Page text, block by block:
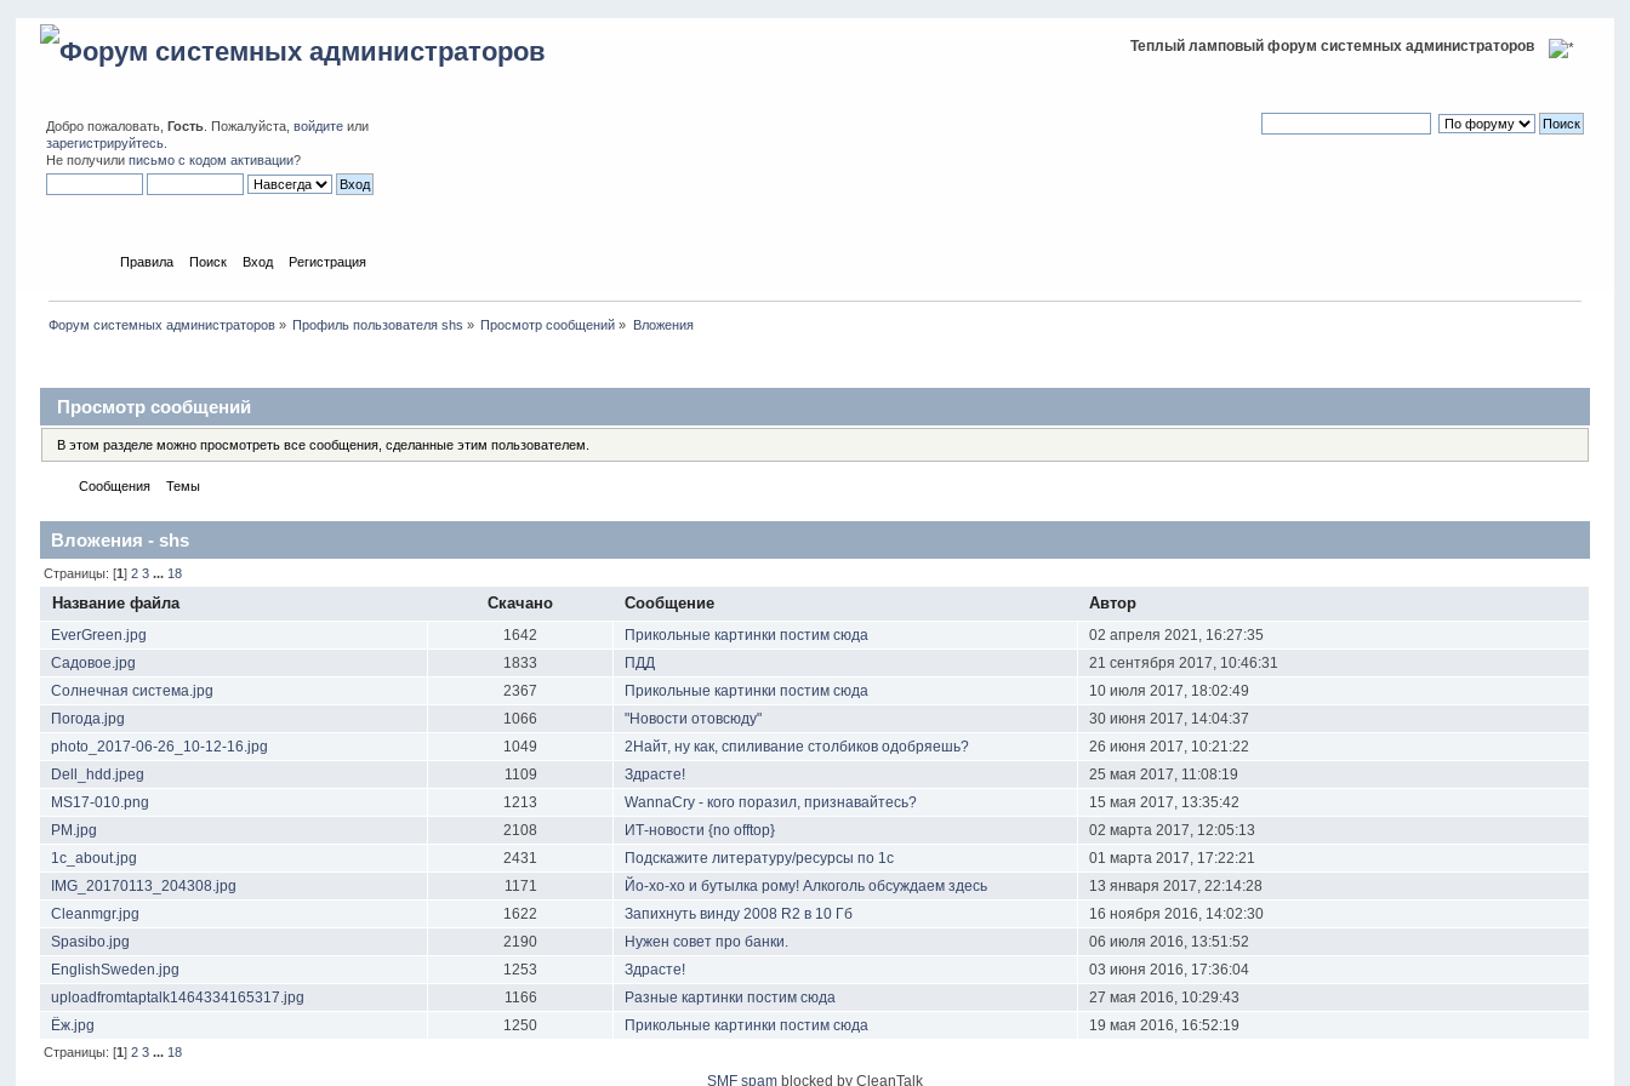
Теплый ламповый форум системных администраторов
Добро пожаловать,Гость . Пожалуйста,войдите или
зарегистрируйтесь
Не получилиписьмо с кодом активации?
Правила Поиск Вход Регистрация
Форум системных администраторов» Профиль пользователя shs » Просмотр сообщений » Вложения
Просмотр сообщений
В этом разделе можно просмотреть все сообщения, сделанные этим пользователем.
Сообщения Темы
Вложения - shs
Страницы: [1] 2 3 ... 18
Название файла Скачано Сообщение Автор
EverGreen.jpg 1642 Прикольные картинки постим сюда
02 апреля 2021, 16:27:35
Садовое.jpg
1833 ПДД
21 сентября 2017, 10:46:31
Солнечная система.jpg
2367 Прикольные картинки постим сюда
10 июля 2017, 18:02:49
Погода.jpg
1066 "Новости отовсюду"
30 июня 2017, 14:04:37
photo_2017-06-26_10-12-16.jpg
1049 2Найт, ну как, спиливание столбиков одобряешь?
26 июня 2017, 10:21:22
Dell_hdd.jpeg
1109 Здрасте!
25 мая 2017, 11:08:19
MS17-010.png
1213 WannaCry - кого поразил, признавайтесь?
15 мая 2017, 13:35:42
PM.jpg
2108 ИТ-новости {no offtop}
02 марта 2017, 12:05:13
1c_about.jpg
2431 Подскажите литературу/ресурсы по 1с
01 марта 2017, 17:22:21
IMG_20170113_204308.jpg
1171 Йо-хо-хо и бутылка рому! Алкоголь обсуждаем здесь
13 января 2017, 22:14:28
Cleanmgr.jpg
1622 Запихнуть винду 2008 R2 в 10 Гб
16 ноября 2016, 14:02:30
Spasibo.jpg
2190 Нужен совет про банки.
06 июля 2016, 13:51:52
EnglishSweden.jpg
1253 Здрасте!
03 июня 2016, 17:36:04
uploadfromtaptalk1464334165317.jpg
1166 Разные картинки постим сюда
27 мая 2016, 10:29:43
Ёж.jpg
1250 Прикольные картинки постим сюда 19 мая 2016, 16:52:19
Страницы: [1] 2 3 ... 18
SMF spamblocked by CleanTalk